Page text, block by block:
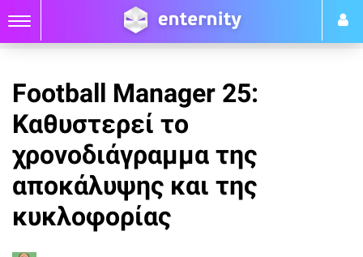
Football Manager 25:
Καθυστερεί το
χρονοδιάγραμμα της
αποκάλυψης και της
κυκλοφορίας